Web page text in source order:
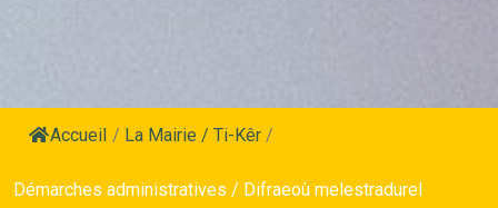
Accueil / La Mairie / Ti-Kêr /
Démarches administratives / Difraeoù melestradurel